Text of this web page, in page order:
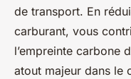
de transport. En
carburant, vous
l’empreinte carbone
atout majeur dans le